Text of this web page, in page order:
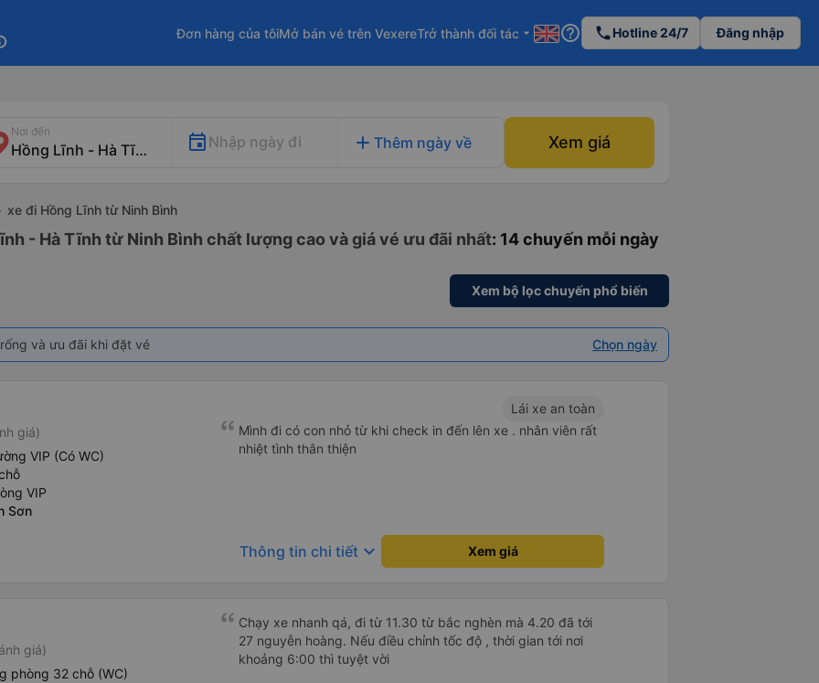
Đơn hàng của tôiMở bán vé trên VexereTrở thành đối tác arrow_drop_down help_outline phoneHotline 24/7 Đăng nhập
Nơi đến
Nhập ngày đi add Thêm ngày về Xem giá
xe đi Hồng Lĩnh từ Ninh Bình
- Hà Tĩnh từ Ninh Bình chất lượng cao và giá vé ưu đãi nhất: 14 chuyến mỗi ngày
Xem bộ lọc chuyến phổ biến
và ưu đãi khi đặt vé Chọn ngày
giá)
VIP (Có WC)
VIP
Sơn
Lái xe an toàn
Mình đi có con nhỏ từ khi check in đến lên xe . nhân viên rất
nhiệt tình thân thiện
Thông tin chi tiết keyboard_arrow_down Xem giá
giá)
phòng 32 chỗ (WC)
Chạy xe nhanh qá, đi từ 11.30 từ bắc nghèn mà 4.20 đã tới
27 nguyễn hoàng. Nếu điều chỉnh tốc độ , thời gian tới nơi
khoảng 6:00 thì tuyệt vời